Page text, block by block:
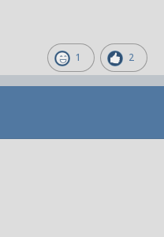
1 2